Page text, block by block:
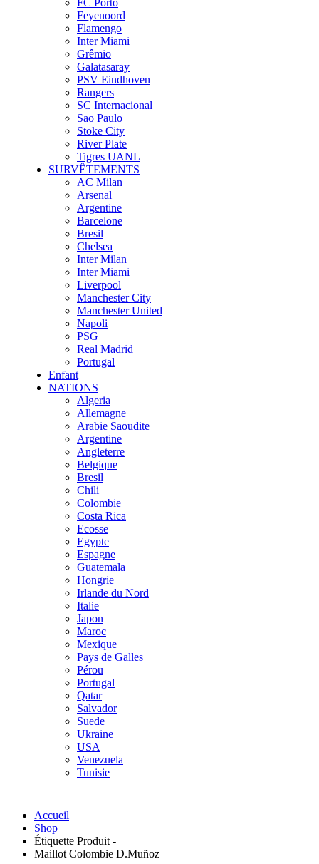
FC Porto
Feyenoord
Flamengo
Inter Miami
Grêmio
Galatasaray
PSV Eindhoven
Rangers
SC Internacional
Sao Paulo
Stoke City
River Plate
Tigres UANL
SURVÊTEMENTS
AC Milan
Arsenal
Argentine
Barcelone
Bresil
Chelsea
Inter Milan
Inter Miami
Liverpool
Manchester City
Manchester United
Napoli
PSG
Real Madrid
Portugal
Enfant
NATIONS
Algeria
Allemagne
Arabie Saoudite
Argentine
Angleterre
Belgique
Bresil
Chili
Colombie
Costa Rica
Ecosse
Egypte
Espagne
Guatemala
Hongrie
Irlande du Nord
Italie
Japon
Maroc
Mexique
Pays de Galles
Pérou
Portugal
Qatar
Salvador
Suede
Ukraine
USA
Venezuela
Tunisie
Accueil
Shop
Étiquette Produit -
Maillot Colombie D.Muñoz